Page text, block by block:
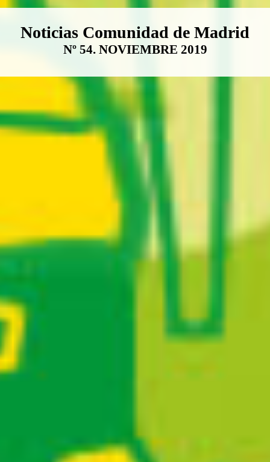
Boletín Noticias Comunidad de
Noticias Comunidad de Madrid
Nº 54. NOVIEMBRE 2019